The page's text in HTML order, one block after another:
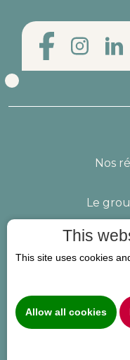
Nos
Le
Nous
This
This site uses cookies
Allow all cookies